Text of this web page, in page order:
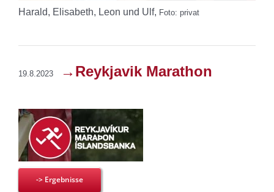
Harald, Elisabeth, Leon und Ulf, Foto: privat
19.8.2023 →Reykjavik Marathon
-> Ergebnisse